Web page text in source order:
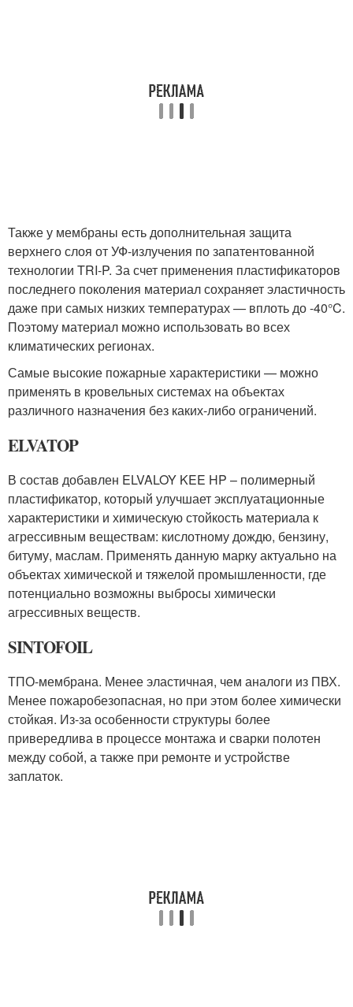
Также у мембраны есть дополнительная защита
верхнего слоя от УФ-излучения по запатентованной
технологии TRI-P. За счет применения пластификаторов
последнего поколения материал сохраняет эластичность
даже при самых низких температурах — вплоть до -40°C.
Поэтому материал можно использовать во всех
климатических регионах.
Самые высокие пожарные характеристики — можно
применять в кровельных системах на объектах
различного назначения без каких-либо ограничений.
ELVATOP
В состав добавлен ELVALOY KEE HP – полимерный
пластификатор, который улучшает эксплуатационные
характеристики и химическую стойкость материала к
агрессивным веществам: кислотному дождю, бензину,
битуму, маслам. Применять данную марку актуально на
объектах химической и тяжелой промышленности, где
потенциально возможны выбросы химически
агрессивных веществ.
SINTOFOIL
ТПО-мембрана. Менее эластичная, чем аналоги из ПВХ.
Менее пожаробезопасная, но при этом более химически
стойкая. Из-за особенности структуры более
привередлива в процессе монтажа и сварки полотен
между собой, а также при ремонте и устройстве
заплаток.